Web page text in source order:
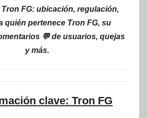
FG: ubicación, regulación,
quién pertenece Tron FG, su
💬 de usuarios, quejas
y más.
clave: Tron FG